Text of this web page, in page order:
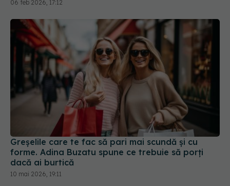
Greșelile care te fac să pari mai scundă și cu
forme. Adina Buzatu spune ce trebuie să porți
dacă ai burtică
10 mai 2026, 19:11